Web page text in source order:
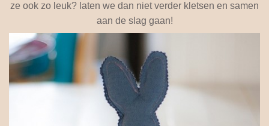
ze ook zo leuk? laten we dan niet verder kletsen en samen
aan de slag gaan!